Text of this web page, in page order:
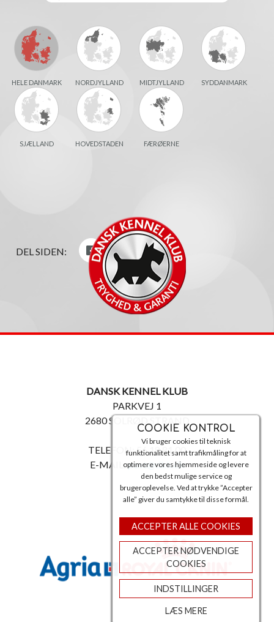
COOKIE KONTROL
Vi bruger cookies til teknisk
funktionalitet samt trafikmåling for at
optimere vores hjemmeside og levere
den bedst mulige service og
brugeroplevelse. Ved at trykke ”Accepter
alle” giver du samtykke til disse formål.
ACCEPTER ALLE COOKIES
ACCEPTER NØDVENDIGE
COOKIES
INDSTILLINGER
LÆS MERE
HELE DANMARK NORDJYLLAND MIDTJYLLAND SYDDANMARK
SJÆLLAND HOVEDSTADEN FÆRØERNE
DEL SIDEN:
DANSK KENNEL KLUB
PARKVEJ 1
2680 SOLRØD STRAND
TELEFON: 56 18 81 00
E-MAIL:post@dkk.dk